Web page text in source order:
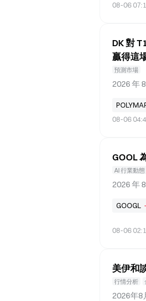
度衝高
收益的
並不差
8萬億美
BITDA
2億美元
08-06
DK 對
贏得這
預測市場
2026 年
LCK 季
可能重
4 的每一
前五的
束後，
08-06
GOOL
AI 行業動態
2026 年
算，單
日常營
00 億美
內容是
Mind 執
GOOGL
08-06
美伊和
行情分析
2026年8